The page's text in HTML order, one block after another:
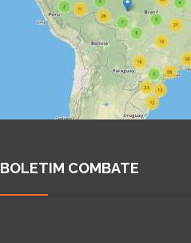
BOLETIM COMBATE